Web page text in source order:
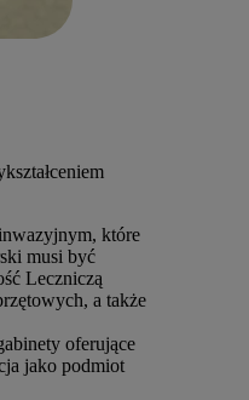
które
musi być
Leczniczą
a także
oferujące
jako podmiot